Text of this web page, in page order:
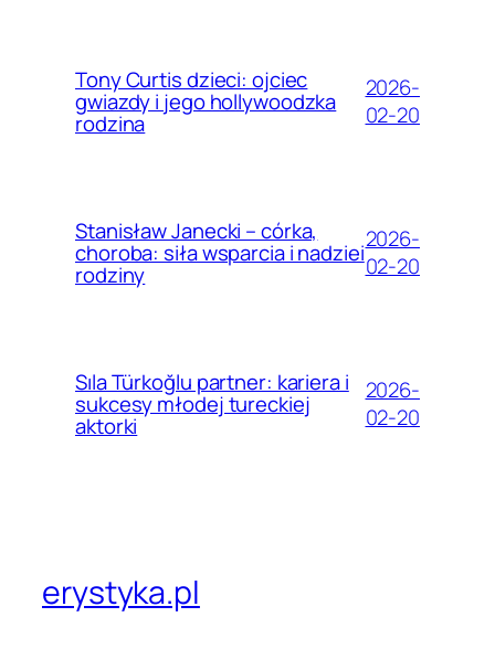
Tony Curtis dzieci: ojciec
gwiazdy i jego hollywoodzka
rodzina
2026-
02-20
Stanisław Janecki – córka,
choroba: siła wsparcia i nadziei
rodziny
2026-
02-20
Sıla Türkoğlu partner: kariera i
sukcesy młodej tureckiej
aktorki
2026-
02-20
erystyka.pl